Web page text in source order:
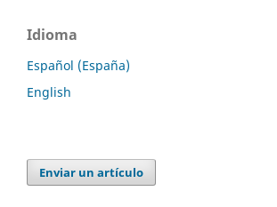
Idioma
Español (España)
English
Enviar un artículo